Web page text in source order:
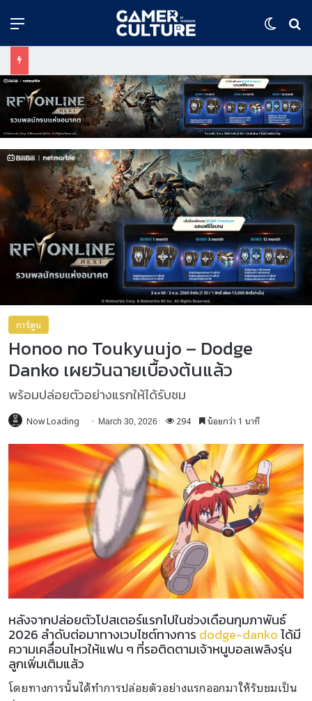
Menu
การ์ตูน
Honoo no Toukyuujo – Dodge
Danko เผยวันฉายเบื้องต้นแล้ว
พร้อมปล่อยตัวอย่างแรกให้ได้รับชม
Now Loading March 30, 2026 294 น้อยกว่า 1 นาที
หลังจากปล่อยตัวโปสเตอร์แรกไปในช่วงเดือนกุมภาพันธ์
2026 ลำดับต่อมาทางเวบไซต์ทางการ dodge-dankoได้มี
ความเคลื่อนไหวให้แฟน ๆ ที่รอติดตามเจ้าหนูบอลเพลิงรุ่น
ลูกเพิ่มเติมแล้ว
โดยทางการนั้นได้ทำการปล่อยตัวอย่างแรกออกมาให้รับชมเป็น